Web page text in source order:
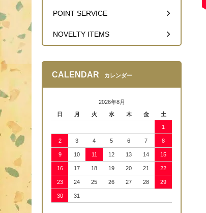
POINT SERVICE
NOVELTY ITEMS
CALENDAR カレンダー
2026年8月
日
月 火 水 木 金 土
1
2 3 4 5 6 7 8
9 10 11 12 13 14 15
16 17 18 19 20 21 22
23 24 25 26 27 28 29
30 31